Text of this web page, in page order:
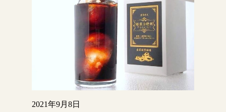
2021年9月8日